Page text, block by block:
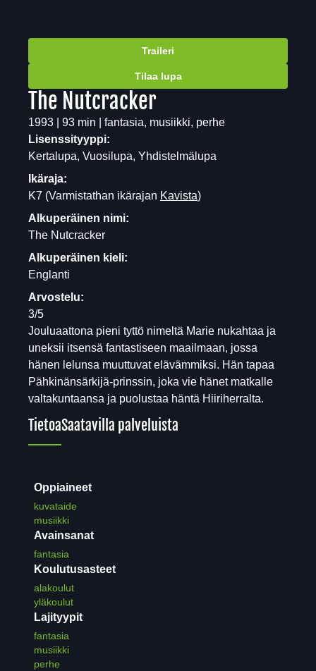
Traileri
Tilaa lupa
The Nutcracker
1993 | 93 min | fantasia, musiikki, perhe
Lisenssityyppi:
Kertalupa, Vuosilupa, Yhdistelmälupa
Ikäraja:
K7 (Varmistathan ikärajan Kavista)
Alkuperäinen nimi:
The Nutcracker
Alkuperäinen kieli:
Englanti
Arvostelu:
3/5
Jouluaattona pieni tyttö nimeltä Marie nukahtaa ja
uneksii itsensä fantastiseen maailmaan, jossa
hänen lelunsa muuttuvat elävämmiksi. Hän tapaa
Pähkinänsärkijä-prinssin, joka vie hänet matkalle
valtakuntaansa ja puolustaa häntä Hiiriherralta.
TietoaSaatavilla palveluista
Oppiaineet
kuvataide
musiikki
Avainsanat
fantasia
Koulutusasteet
alakoulut
yläkoulut
Lajityypit
fantasia
musiikki
perhe